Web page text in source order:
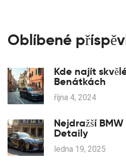
Oblíbené
Kde najít
Benátkách
října 4, 2024
Nejdražší
Detaily
ledna 19, 2025